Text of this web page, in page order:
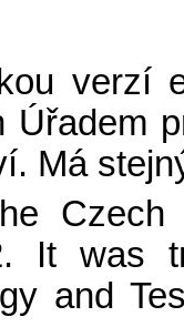
verzí
Úřadem
Má
Czech
It was
and